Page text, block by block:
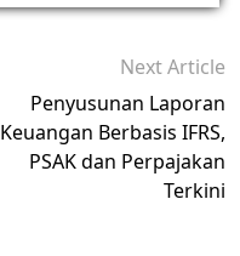
Next Article
Penyusunan Laporan
Keuangan Berbasis IFRS,
PSAK dan Perpajakan
Terkini